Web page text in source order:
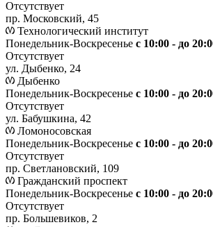
Отсутствует
пр. Московский, 45
Технологический институт
Понедельник-Воскресенье с 10:00 - до
Отсутствует
ул. Дыбенко, 24
Дыбенко
Понедельник-Воскресенье с 10:00 - до
Отсутствует
ул. Бабушкина, 42
Ломоносовская
Понедельник-Воскресенье с 10:00 - до
Отсутствует
пр. Светлановский, 109
Гражданский проспект
Понедельник-Воскресенье с 10:00 - до
Отсутствует
пр. Большевиков, 2